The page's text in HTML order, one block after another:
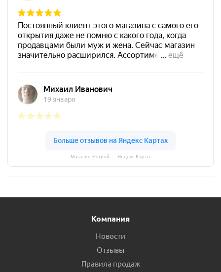
Магазин Естрой — Яндекс.Карты
Компания
Новости
Отзывы
Правила продаж